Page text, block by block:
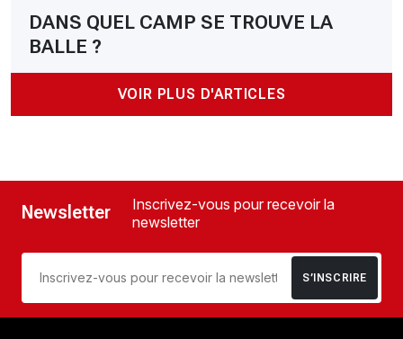
DANS QUEL CAMP SE TROUVE LA
BALLE ?
VOIR PLUS D'ARTICLES
Newsletter
Inscrivez-vous pour recevoir la
newsletter
S’INSCRIRE